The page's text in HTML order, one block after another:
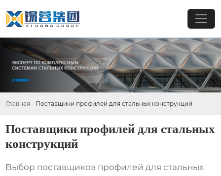
Главная - Поставщики профилей для стальных конструкций
Поставщики профилей для стальных
конструкций
Выбор поставщиков профилей для стальных